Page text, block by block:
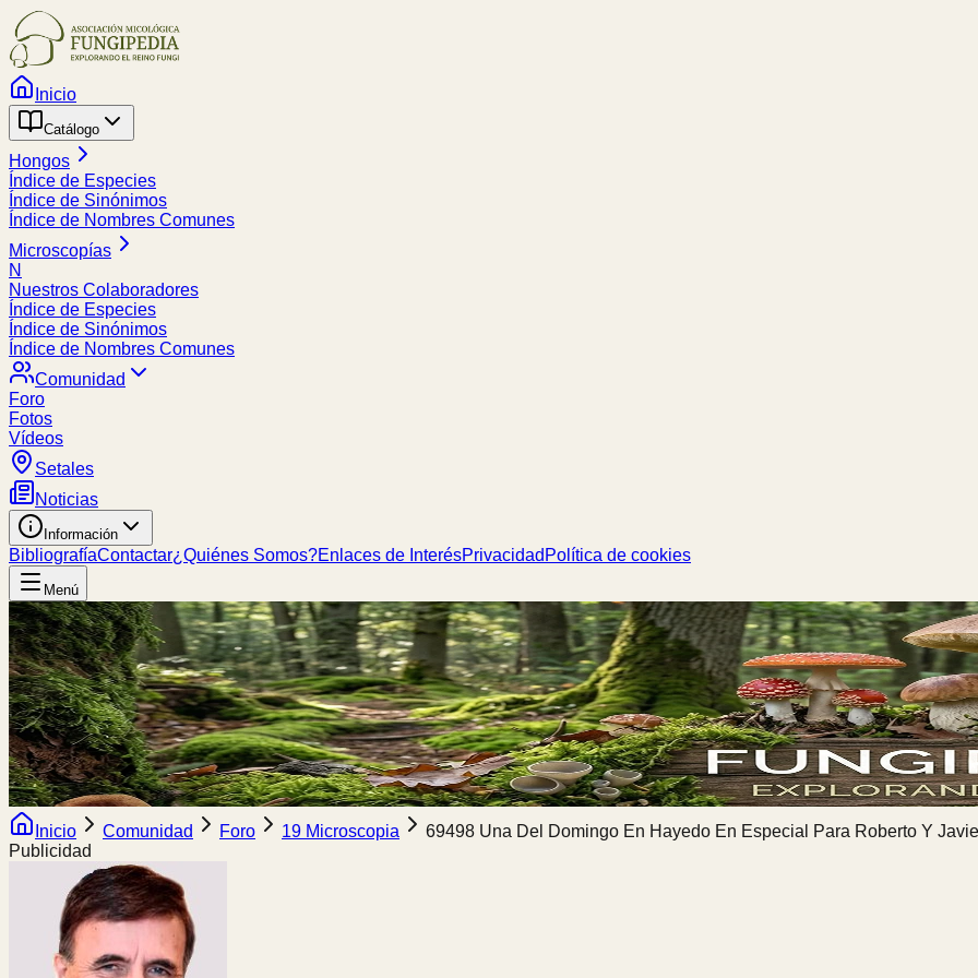
Inicio
Catálogo
Hongos
Índice de Especies
Índice de Sinónimos
Índice de Nombres Comunes
Microscopías
N
Nuestros Colaboradores
Índice de Especies
Índice de Sinónimos
Índice de Nombres Comunes
Comunidad
Foro
Fotos
Vídeos
Setales
Noticias
Información
BibliografíaContactar¿Quiénes Somos?Enlaces de InterésPrivacidad Política de cookies
Menú
Inicio Comunidad Foro 19 Microscopia
69498 Una Del Domingo En Hayedo En Especial Para Roberto Y
Publicidad